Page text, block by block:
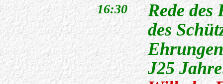
16:30
Rede des
des
J25